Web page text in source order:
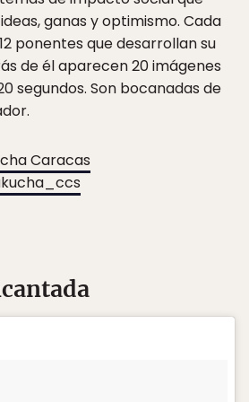
ganas y optimismo. Cada
ponentes que desarrollan su
de él aparecen 20 imágenes
segundos. Son bocanadas de
Caracas